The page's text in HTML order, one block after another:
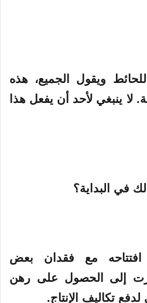
ويقول الجميع، هذه
لا ينبغي لأحد أن يفعل هذا
في البداية؟
مع فقدان بعض
إلى الحصول على رهن
تكاليف الإنتاج.